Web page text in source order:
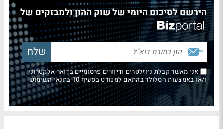
הירשם לסיכום היומי של שוק ההון ולמבזקים של
אני מאשר קבלת ניוזלטרים ודיוורים פרסומיים בדואר אלקטרוני
ו/או באמצעות הסלולר בהתאם למפורט בסעיף 10 בתנאי השימוש